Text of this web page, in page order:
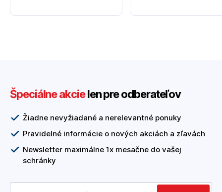
Špeciálne akcielen pre odberateľov
Žiadne nevyžiadané a nerelevantné ponuky
Pravidelné informácie o nových akciách a zľavách
Newsletter maximálne 1x mesačne do vašej
schránky